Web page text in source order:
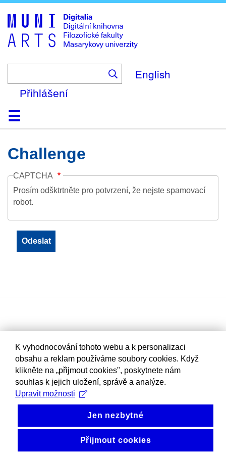
to
main
content
English
Přihlášení
DomůKolekce
Prohlížení
Vyhledávání
O platformě
Nápověda
KontaktDigitalia
Challenge
CAPTCHA
Prosím odšktrtněte pro potvrzení, že nejste spamovací
robot.
K vyhodnocování tohoto webu a k personalizaci
obsahu a reklam používáme soubory cookies. Když
klikněte na „přijmout cookies", poskytnete nám
souhlas k jejich uložení, správě a analýze.
Upravit možnosti
Jen nezbytné
Přijmout cookies